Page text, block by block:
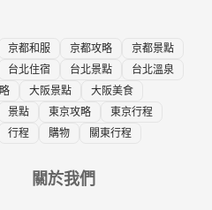
京都和服 京都攻略
京都景點
台北住宿 台北景點
台北溫泉
大阪景點
大阪美食
景點 東京攻略
東京行程
行程 購物 關東行程
關於我們